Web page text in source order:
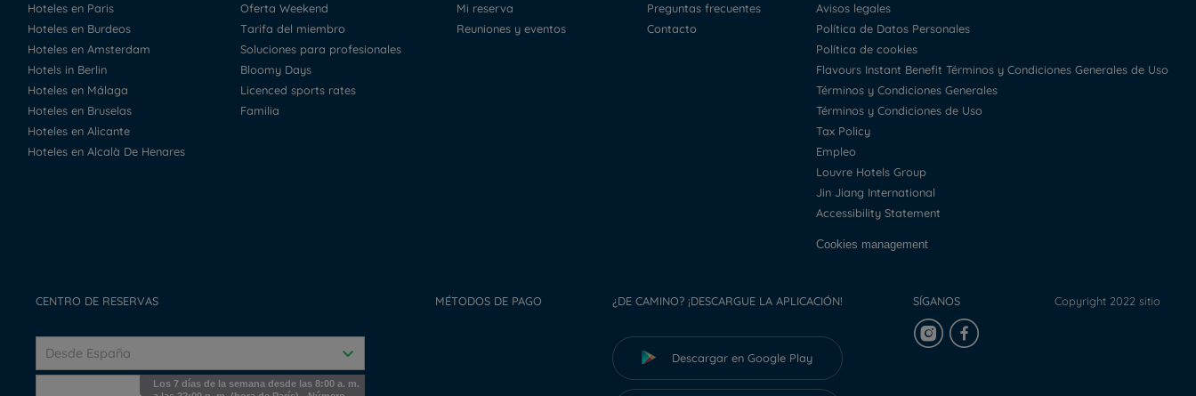
Hoteles en Paris
Hoteles en Burdeos
Hoteles en Amsterdam
Hotels in Berlin
Hoteles en Málaga
Hoteles en Bruselas
Hoteles en Alicante
Hoteles en Alcalà De Henares
Oferta Weekend
Tarifa del miembro
Soluciones para profesionales
Bloomy Days
Licenced sports rates
Familia
Mi reserva
Reuniones y eventos
Preguntas frecuentes
Contacto
Avisos legales
Política de Datos Personales
Política de cookies
Flavours Instant Benefit Términos y Condiciones Generales de Uso
Términos y Condiciones Generales
Términos y Condiciones de Uso
Tax Policy
Empleo
Louvre Hotels Group
Jin Jiang International
Accessibility Statement
Cookies management
CENTRO DE RESERVAS
Desde España
Los 7 días de la semana desde las 8:00 a. m.
MÉTODOS DE PAGO ¿DE CAMINO? ¡DESCARGUE LA APLICACIÓN!
Descargar en Google Play
SÍGANOS Copyright 2022 sitio